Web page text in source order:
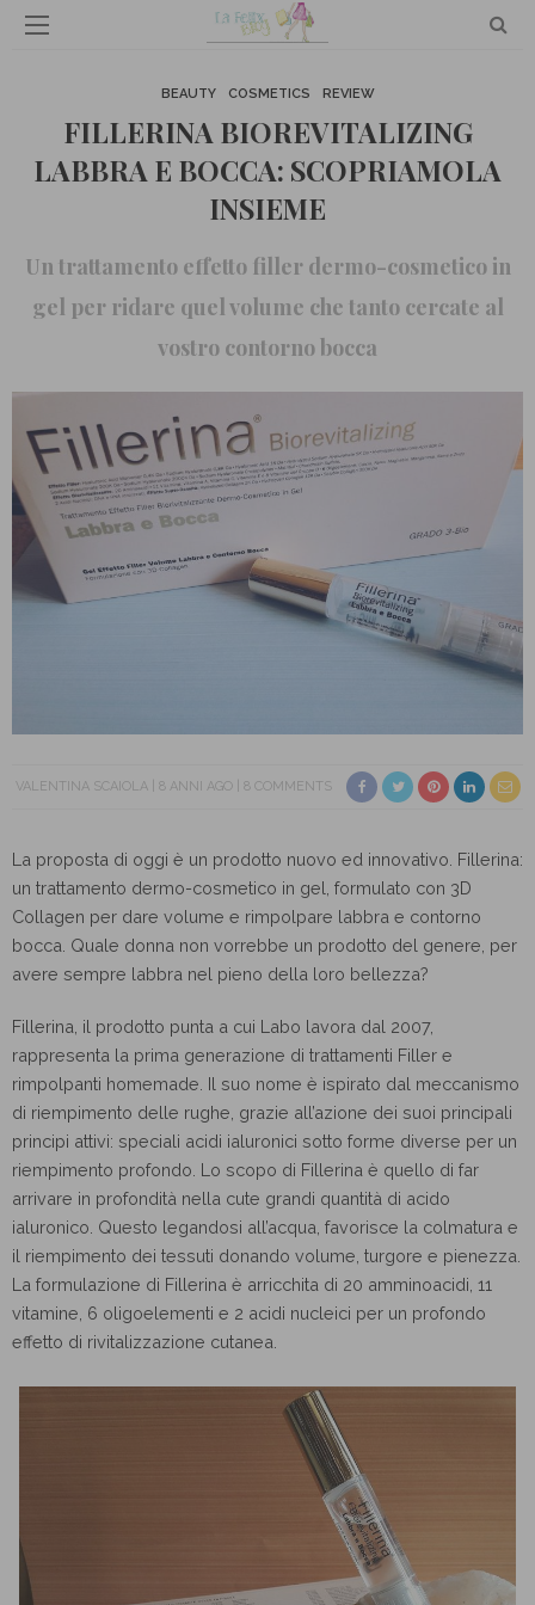
BEAUTY COSMETICS REVIEW
FILLERINA BIOREVITALIZING
LABBRA E BOCCA: SCOPRIAMOLA
INSIEME
Un trattamento effetto filler dermo-cosmetico in
gel per ridare quel volume che tanto cercate al
vostro contorno bocca
VALENTINA SCAIOLA 8 ANNI AGO 8 COMMENTS
La proposta di oggi è un prodotto nuovo ed innovativo. Fillerina:
un trattamento dermo-cosmetico in gel, formulato con 3D
Collagen per dare volume e rimpolpare labbra e contorno
bocca. Quale donna non vorrebbe un prodotto del genere, per
avere sempre labbra nel pieno della loro bellezza?
Fillerina, il prodotto punta a cui Labo lavora dal 2007,
rappresenta la prima generazione di trattamenti Filler e
rimpolpanti homemade. Il suo nome è ispirato dal meccanismo
di riempimento delle rughe, grazie all’azione dei suoi principali
principi attivi: speciali acidi ialuronici sotto forme diverse per un
riempimento profondo. Lo scopo di Fillerina è quello di far
arrivare in profondità nella cute grandi quantità di acido
ialuronico. Questo legandosi all’acqua, favorisce la colmatura e
il riempimento dei tessuti donando volume, turgore e pienezza.
La formulazione di Fillerina è arricchita di 20 amminoacidi, 11
vitamine, 6 oligoelementi e 2 acidi nucleici per un profondo
effetto di rivitalizzazione cutanea.